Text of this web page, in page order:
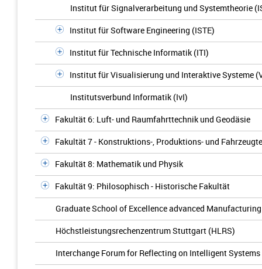
Institut für Signalverarbeitung und Systemtheorie
Institut für Software Engineering (ISTE)
Institut für Technische Informatik (ITI)
Institut für Visualisierung und Interaktive Systeme
Institutsverbund Informatik (IvI)
Fakultät 6: Luft- und Raumfahrttechnik und Geodäsie
Fakultät 7 - Konstruktions-, Produktions- und
Fakultät 8: Mathematik und Physik
Fakultät 9: Philosophisch - Historische Fakultät
Graduate School of Excellence advanced
Höchstleistungsrechenzentrum Stuttgart (HLRS)
Interchange Forum for Reflecting on Intelligent Systems